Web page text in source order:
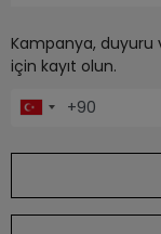
Kampanya, duyuru
için kayıt olun.